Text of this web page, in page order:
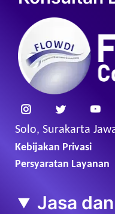
Solo, Surakarta
Kebijakan Privasi
Persyaratan Layanan
Jasa